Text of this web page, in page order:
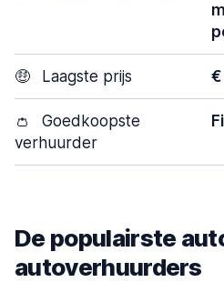
🤑 Laagste prijs €
👛
Goedkoopste
verhuurder
De populairste
autoverhuurders